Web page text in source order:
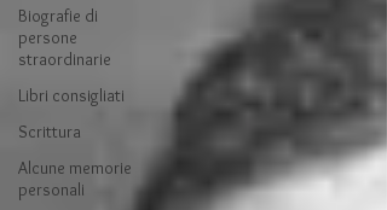
Biografie di
persone
straordinarie
Libri consigliati
Scrittura
Alcune memorie
personali